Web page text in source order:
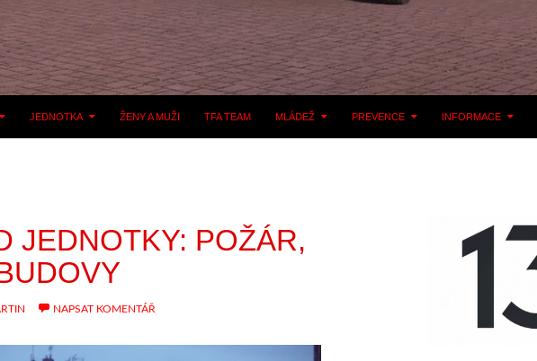
JEDNOTKA ŽENY A MUŽI TFA TEAM MLÁDEŽ PREVENCE INFORMACE
JEDNOTKY: POŽÁR,
NAPSAT KOMENTÁŘ